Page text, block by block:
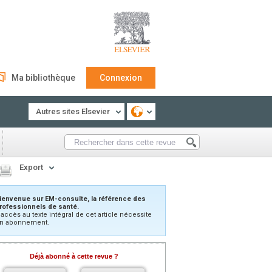
Ma bibliothèque Connexion
Autres sites Elsevier
Export
sur EM-consulte, la référence des
de santé.
au texte intégral de cet article nécessite
abonnement.
Déjà abonné à cette revue ?